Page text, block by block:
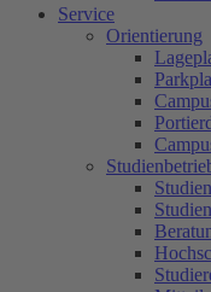
Service
Orientierung